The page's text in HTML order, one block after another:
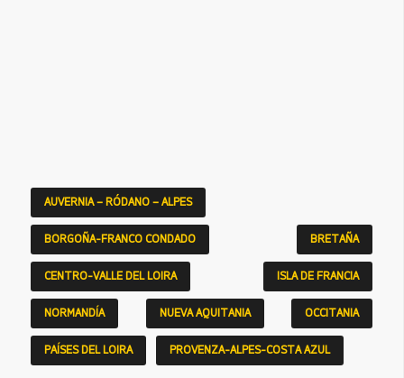
AUVERNIA – RÓDANO – ALPES
BORGOÑA-FRANCO CONDADO BRETAÑA
CENTRO-VALLE DEL LOIRA ISLA DE FRANCIA
NORMANDÍA NUEVA AQUITANIA OCCITANIA
PAÍSES DEL LOIRA PROVENZA-ALPES-COSTA AZUL